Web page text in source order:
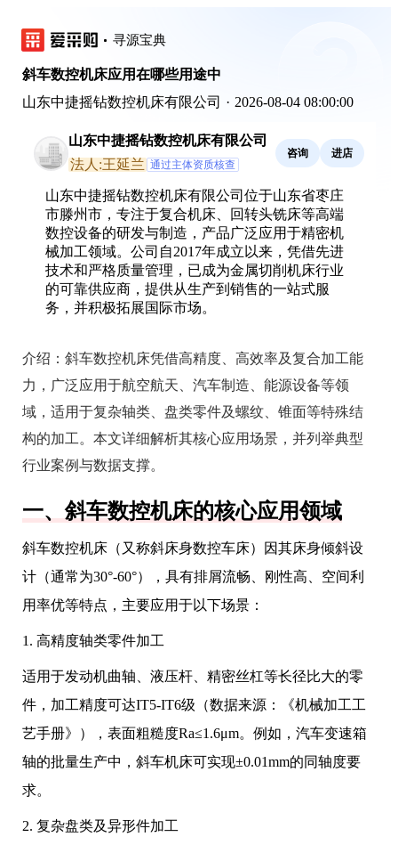
寻源宝典
斜车数控机床应用在哪些用途中
山东中捷摇钻数控机床有限公司 · 2026-08-04 08:00:00
山东中捷摇钻数控机床有限公司
法人:王延兰 通过主体资质核查
咨询 进店
山东中捷摇钻数控机床有限公司位于山东省枣庄
市滕州市，专注于复合机床、回转头铣床等高端
数控设备的研发与制造，产品广泛应用于精密机
械加工领域。公司自2017年成立以来，凭借先进
技术和严格质量管理，已成为金属切削机床行业
的可靠供应商，提供从生产到销售的一站式服
务，并积极拓展国际市场。
介绍： 斜车数控机床凭借高精度、高效率及复合加工能
力，广泛应用于航空航天、汽车制造、能源设备等领
域，适用于复杂轴类、盘类零件及螺纹、锥面等特殊结
构的加工。本文详细解析其核心应用场景，并列举典型
行业案例与数据支撑。
一、斜车数控机床的核心应用领域
斜车数控机床（又称斜床身数控车床）因其床身倾斜设
计（通常为30°-60°），具有排屑流畅、刚性高、空间利
用率优等特点，主要应用于以下场景：
1. 高精度轴类零件加工
适用于发动机曲轴、液压杆、精密丝杠等长径比大的零
件，加工精度可达IT5-IT6级（数据来源：《机械加工工
艺手册》），表面粗糙度Ra≤1.6μm。例如，汽车变速箱
轴的批量生产中，斜车机床可实现±0.01mm的同轴度要
求。
2. 复杂盘类及异形件加工